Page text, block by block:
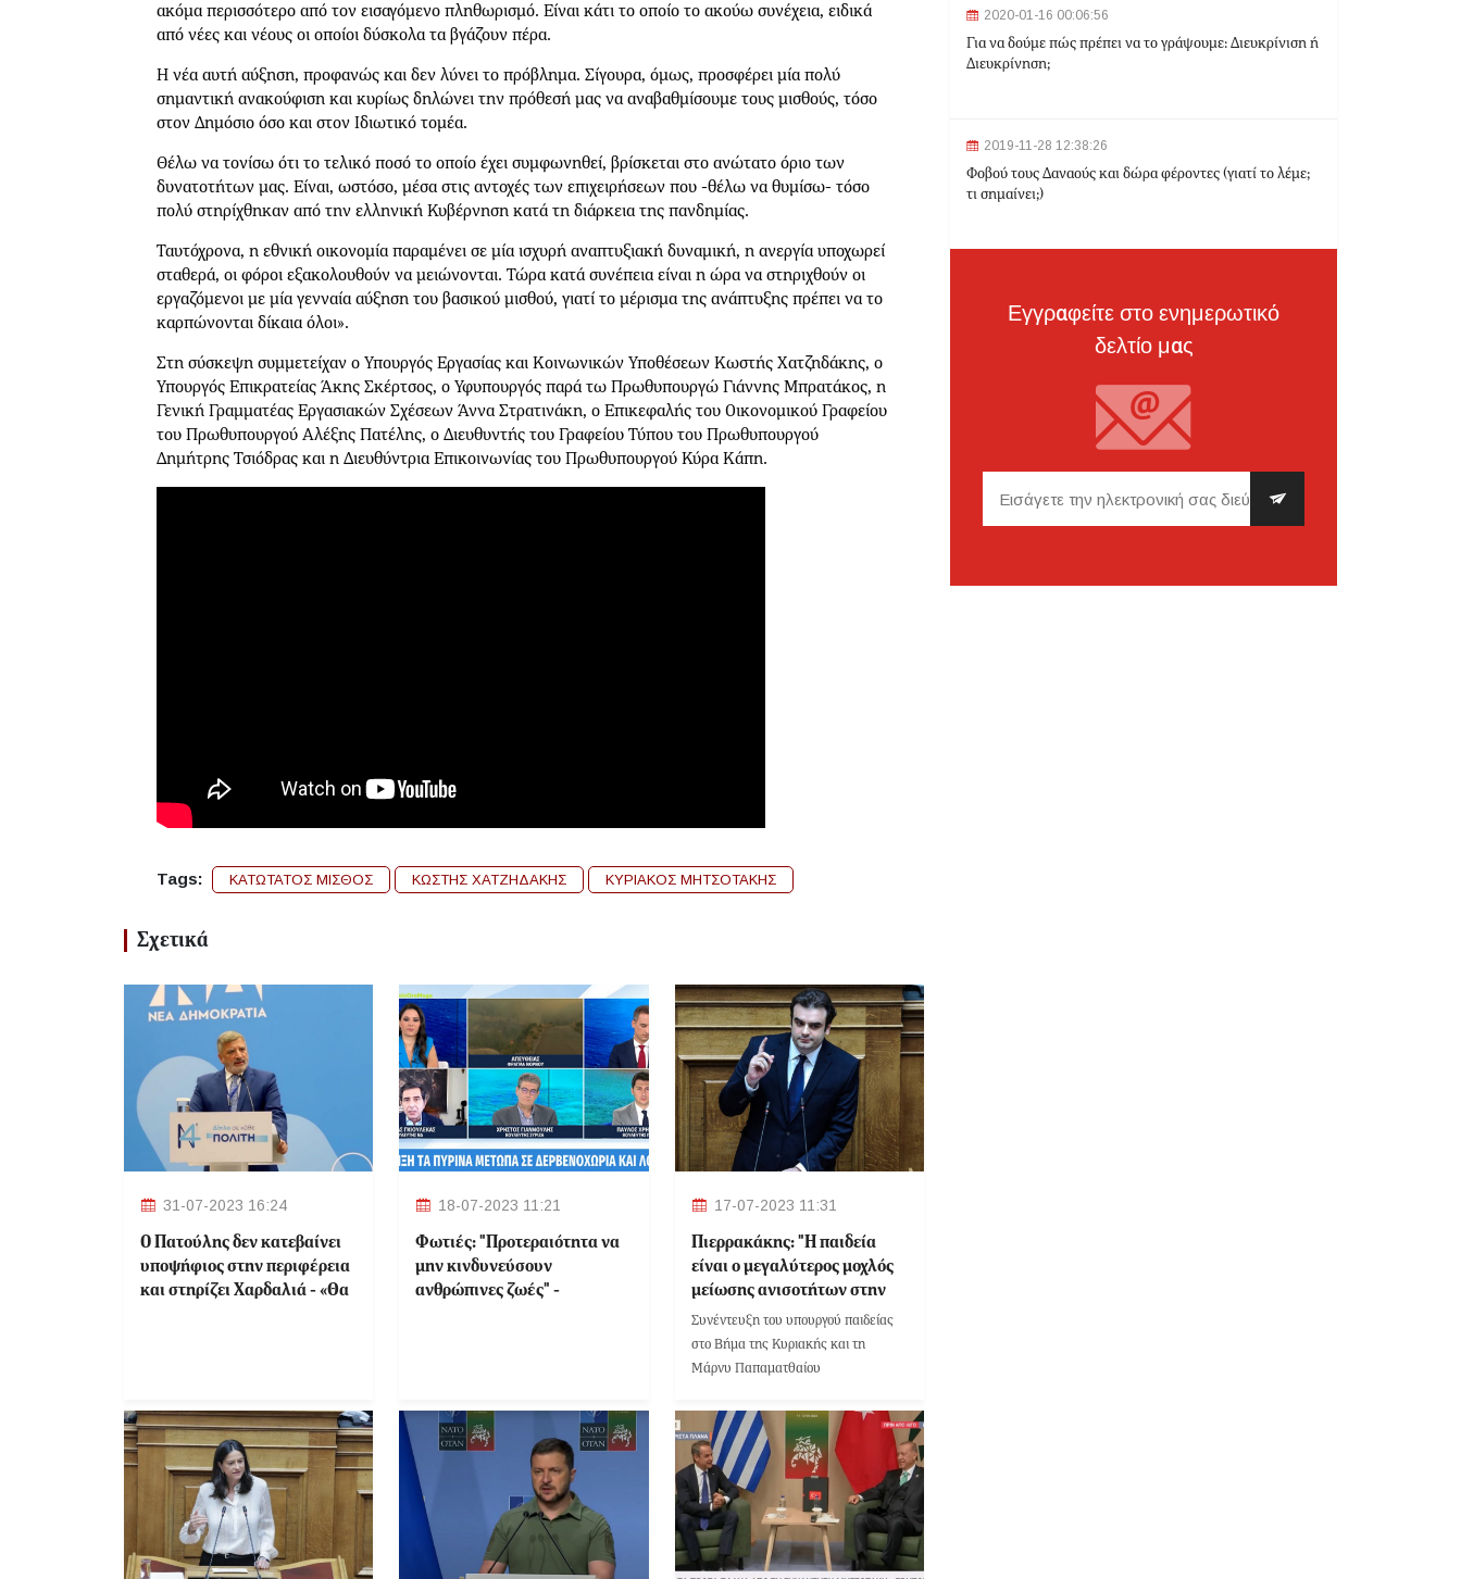
ακόμα περισσότερο από τον εισαγόμενο πληθωρισμό. Είναι κάτι το οποίο το ακούω συνέχεια, ειδικά
από νέες και νέους οι οποίοι δύσκολα τα βγάζουν πέρα.
Η νέα αυτή αύξηση, προφανώς και δεν λύνει το πρόβλημα. Σίγουρα, όμως, προσφέρει μία πολύ
σημαντική ανακούφιση και κυρίως δηλώνει την πρόθεσή μας να αναβαθμίσουμε τους μισθούς, τόσο
στον Δημόσιο όσο και στον Ιδιωτικό τομέα.
Θέλω να τονίσω ότι το τελικό ποσό το οποίο έχει συμφωνηθεί, βρίσκεται στο ανώτατο όριο των
δυνατοτήτων μας. Είναι, ωστόσο, μέσα στις αντοχές των επιχειρήσεων που -θέλω να θυμίσω- τόσο
πολύ στηρίχθηκαν από την ελληνική Κυβέρνηση κατά τη διάρκεια της πανδημίας.
Ταυτόχρονα, η εθνική οικονομία παραμένει σε μία ισχυρή αναπτυξιακή δυναμική, η ανεργία υποχωρεί
σταθερά, οι φόροι εξακολουθούν να μειώνονται. Τώρα κατά συνέπεια είναι η ώρα να στηριχθούν οι
εργαζόμενοι με μία γενναία αύξηση του βασικού μισθού, γιατί το μέρισμα της ανάπτυξης πρέπει να το
καρπώνονται δίκαια όλοι».
Στη σύσκεψη συμμετείχαν ο Υπουργός Εργασίας και Κοινωνικών Υποθέσεων Κωστής Χατζηδάκης, ο
Υπουργός Επικρατείας Άκης Σκέρτσος, ο Υφυπουργός παρά τω Πρωθυπουργώ Γιάννης Μπρατάκος, η
Γενική Γραμματέας Εργασιακών Σχέσεων Άννα Στρατινάκη, ο Επικεφαλής του Οικονομικού Γραφείου
του Πρωθυπουργού Αλέξης Πατέλης, ο Διευθυντής του Γραφείου Τύπου του Πρωθυπουργού
Δημήτρης Τσιόδρας και η Διευθύντρια Επικοινωνίας του Πρωθυπουργού Κύρα Κάπη.
Tags: ΚΑΤΩΤΑΤΟΣ ΜΙΣΘΟΣ ΚΩΣΤΗΣ ΧΑΤΖΗΔΑΚΗΣ ΚΥΡΙΑΚΟΣ ΜΗΤΣΟΤΑΚΗΣ
Σχετικά
31-07-2023 16:24
Ο Πατούλης δεν κατεβαίνει
υποψήφιος στην περιφέρεια
και στηρίζει Χαρδαλιά - «Θα
18-07-2023 11:21
Φωτιές: "Προτεραιότητα να
μην κινδυνεύσουν
ανθρώπινες ζωές" -
17-07-2023 11:31
Πιερρακάκης: "Η παιδεία
είναι ο μεγαλύτερος μοχλός
μείωσης ανισοτήτων στην
ιστορία"
Συνέντευξη του υπουργού παιδείας
στο Βήμα της Κυριακής και τη
Μάρνυ Παπαματθαίου
Ομόνοια: Ριφιφί σε κοσμηματοπωλείο - Άρπαξαν
τιμαλφή αξίας 50.000 ευρώ
2024-03-21 21:20:35
κατέληξε ο 30χρονος οδηγός - Ερευνώνται τα
αίτια του δυστυχήματος
2024-03-21 20:45:14
Hellenic Train: Με λεωφορεία η διαδρομή
2024-03-21 18:38:54
2020-01-16 00:06:56
Για να δούμε πώς πρέπει να το γράψουμε: Διευκρίνιση ή
Διευκρίνηση;
2019-11-28 12:38:26
Φοβού τους Δαναούς και δώρα φέροντες (γιατί το λέμε;
τι σημαίνει;)
Εγγραφείτε στο ενημερωτικό
δελτίο μας